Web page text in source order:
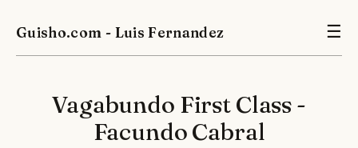
Guisho.com - Luis Fernandez ☰
Vagabundo First Class -
Facundo Cabral